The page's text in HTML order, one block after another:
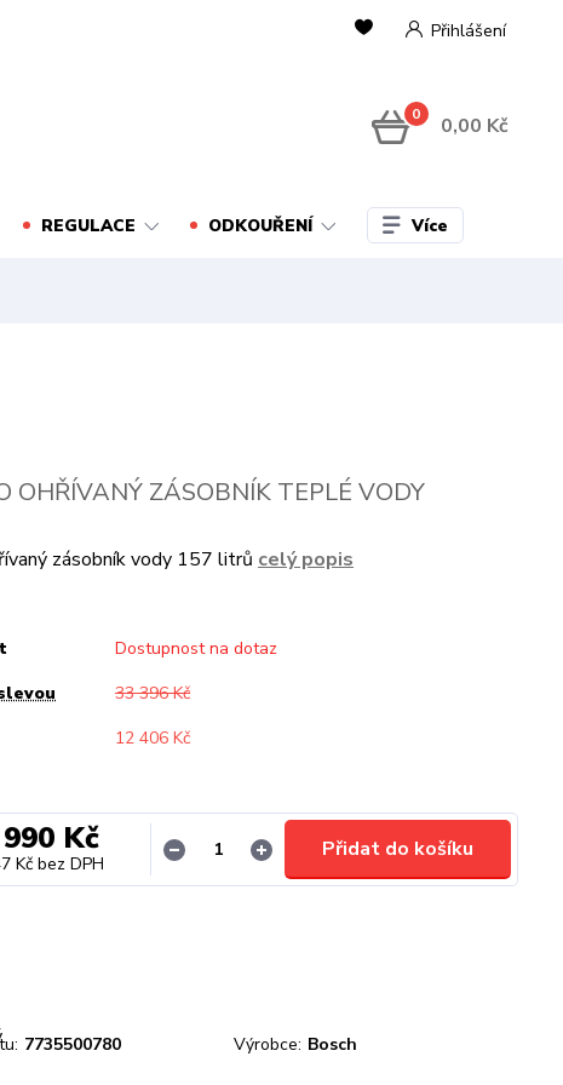
Přihlášení
0 0,00 Kč
REGULACE ODKOUŘENÍ Více
OHŘÍVANÝ ZÁSOBNÍK TEPLÉ VODY
zásobník vody 157 litrů celý popis
Dostupnost na dotaz
33 396 Kč
12 406 Kč
Kč
Kč bez DPH
Přidat do košíku
7735500780 Výrobce: Bosch